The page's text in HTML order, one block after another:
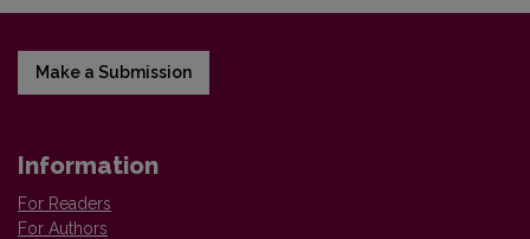
Make a Submission
Information
For Readers
For Authors